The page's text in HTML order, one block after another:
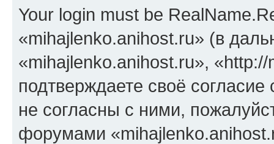
Your login must be
«mihajlenko.anihost.ru» (в
«mihajlenko.anihost.ru»,
подтверждаете своё
не согласны с ними,
форумами